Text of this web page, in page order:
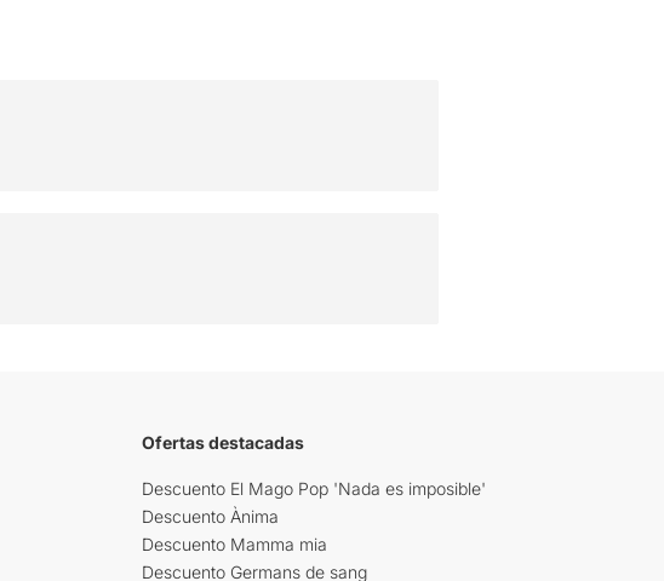
Ofertas destacadas
Descuento El Mago Pop 'Nada es imposible'
Descuento Ànima
Descuento Mamma mia
Descuento Germans de sang